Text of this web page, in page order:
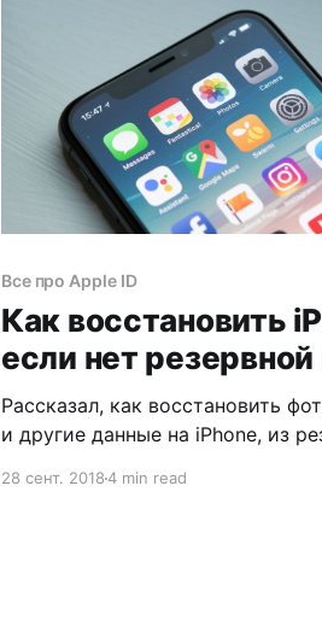
Все про Apple ID
Как восстановить
если нет резервной
Рассказал, как восстановить
и другие данные на iPhone, из
28 сент. 20184 min read